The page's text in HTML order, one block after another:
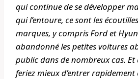
qui continue de se développer
qui l’entoure, ce sont les
marques, y compris Ford et
abandonné les petites voitures
public dans de nombreux cas. Et
feriez mieux d’entrer